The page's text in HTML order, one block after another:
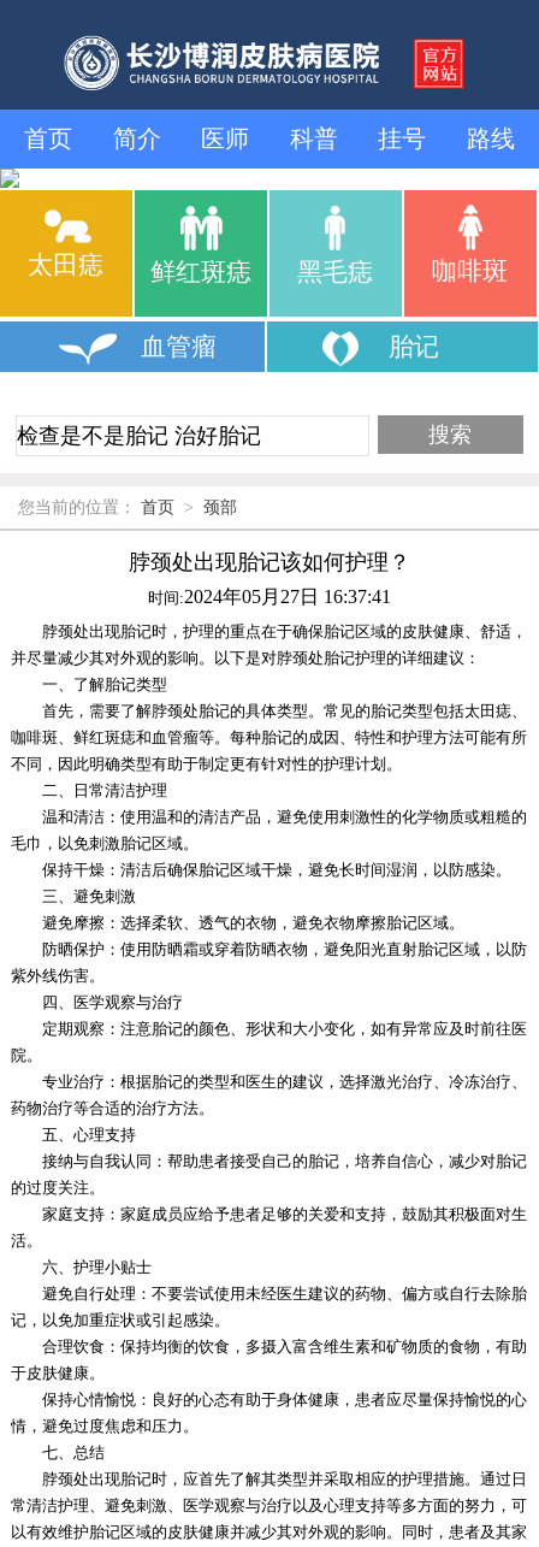
首页 简介 医师 科普 挂号 路线
太田痣 鲜红斑痣 黑毛痣 咖啡斑
血管瘤 胎记
您当前的位置： 首页 > 颈部
脖颈处出现胎记该如何护理？
时间:2024年05月27日 16:37:41
脖颈处出现胎记时，护理的重点在于确保胎记区域的皮肤健康、舒适，
并尽量减少其对外观的影响。以下是对脖颈处胎记护理的详细建议：
一、了解胎记类型
首先，需要了解脖颈处胎记的具体类型。常见的胎记类型包括太田痣、
咖啡斑、鲜红斑痣和血管瘤等。每种胎记的成因、特性和护理方法可能有所
不同，因此明确类型有助于制定更有针对性的护理计划。
二、日常清洁护理
温和清洁：使用温和的清洁产品，避免使用刺激性的化学物质或粗糙的
毛巾，以免刺激胎记区域。
保持干燥：清洁后确保胎记区域干燥，避免长时间湿润，以防感染。
三、避免刺激
避免摩擦：选择柔软、透气的衣物，避免衣物摩擦胎记区域。
防晒保护：使用防晒霜或穿着防晒衣物，避免阳光直射胎记区域，以防
紫外线伤害。
四、医学观察与治疗
定期观察：注意胎记的颜色、形状和大小变化，如有异常应及时前往医
院。
专业治疗：根据胎记的类型和医生的建议，选择激光治疗、冷冻治疗、
药物治疗等合适的治疗方法。
五、心理支持
接纳与自我认同：帮助患者接受自己的胎记，培养自信心，减少对胎记
的过度关注。
家庭支持：家庭成员应给予患者足够的关爱和支持，鼓励其积极面对生
活。
六、护理小贴士
避免自行处理：不要尝试使用未经医生建议的药物、偏方或自行去除胎
记，以免加重症状或引起感染。
合理饮食：保持均衡的饮食，多摄入富含维生素和矿物质的食物，有助
于皮肤健康。
保持心情愉悦：良好的心态有助于身体健康，患者应尽量保持愉悦的心
情，避免过度焦虑和压力。
七、总结
脖颈处出现胎记时，应首先了解其类型并采取相应的护理措施。通过日
常清洁护理、避免刺激、医学观察与治疗以及心理支持等多方面的努力，可
以有效维护胎记区域的皮肤健康并减少其对外观的影响。同时，患者及其家